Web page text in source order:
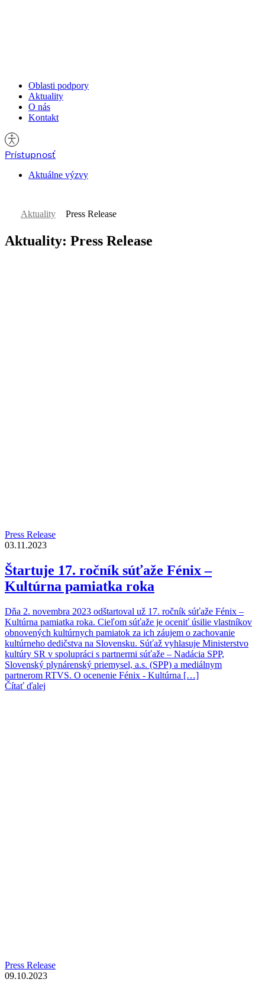
Oblasti podpory
Aktuality
O nás
Kontakt
Aktuálne výzvy
Oblasti podpory
Aktuality
O nás
Kontakt
Prístupnosť
Aktuality Press Release
Aktuality: Press Release
Press Release
03.11.2023
Štartuje 17. ročník súťaže Fénix –
Kultúrna pamiatka roka
Dňa 2. novembra 2023 odštartoval už 17. ročník súťaže Fénix –
Kultúrna pamiatka roka. Cieľom súťaže je oceniť úsilie vlastníkov
obnovených kultúrnych pamiatok za ich záujem o zachovanie
kultúrneho dedičstva na Slovensku. Súťaž vyhlasuje Ministerstvo
kultúry SR v spolupráci s partnermi súťaže – Nadácia SPP,
Slovenský plynárenský priemysel, a.s. (SPP) a mediálnym
partnerom RTVS. O ocenenie Fénix - Kultúrna […]
Čítať ďalej
Press Release
09.10.2023